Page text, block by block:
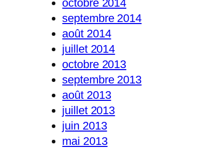
octobre 2014
septembre 2014
août 2014
juillet 2014
octobre 2013
septembre 2013
août 2013
juillet 2013
juin 2013
mai 2013